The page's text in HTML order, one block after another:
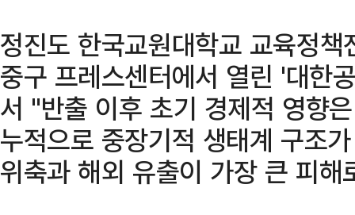
정진도 한국교원대학교 교육정
중구 프레스센터에서 열린 '대한
서 "반출 이후 초기 경제적 영향
누적으로 중장기적 생태계 구조
위축과 해외 유출이 가장 큰 피